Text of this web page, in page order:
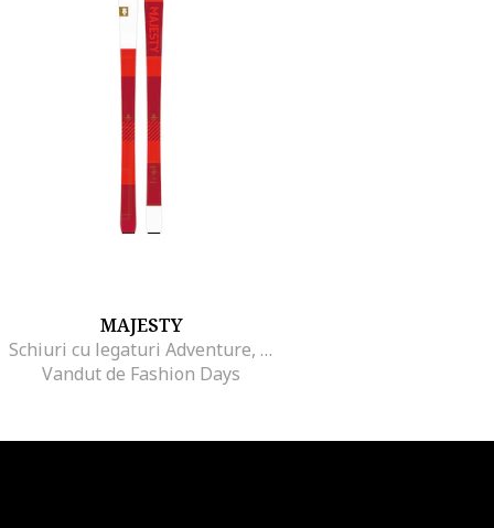
MAJESTY
Schiuri cu legaturi Adventure, Rosu/Alb, 162 cm
Vandut de Fashion Days